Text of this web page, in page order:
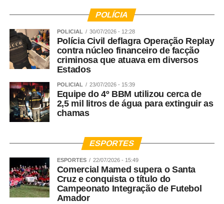
POLÍCIA
POLICIAL 30/07/2026 - 12:28
Polícia Civil deflagra Operação Replay
contra núcleo financeiro de facção
criminosa que atuava em diversos
Estados
POLICIAL 23/07/2026 - 15:39
Equipe do 4º BBM utilizou cerca de
2,5 mil litros de água para extinguir as
chamas
ESPORTES
ESPORTES 22/07/2026 - 15:49
Comercial Mamed supera o Santa
Cruz e conquista o título do
Campeonato Integração de Futebol
Amador